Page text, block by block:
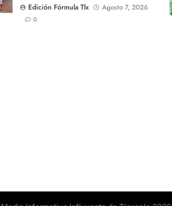
Edición Fórmula Tlx
Agosto 7, 2026
0